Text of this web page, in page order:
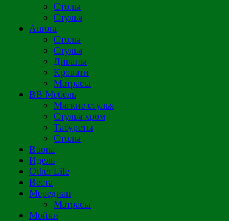
Столы
Стулья
Aurora
Столы
Стулья
Диваны
Кровати
Матрасы
ВВ Мебель
Мягкие стулья
Стулья хром
Табуреты
Столы
Buona
Идель
Other Life
Веста
Мередиан
Матрасы
Мойки